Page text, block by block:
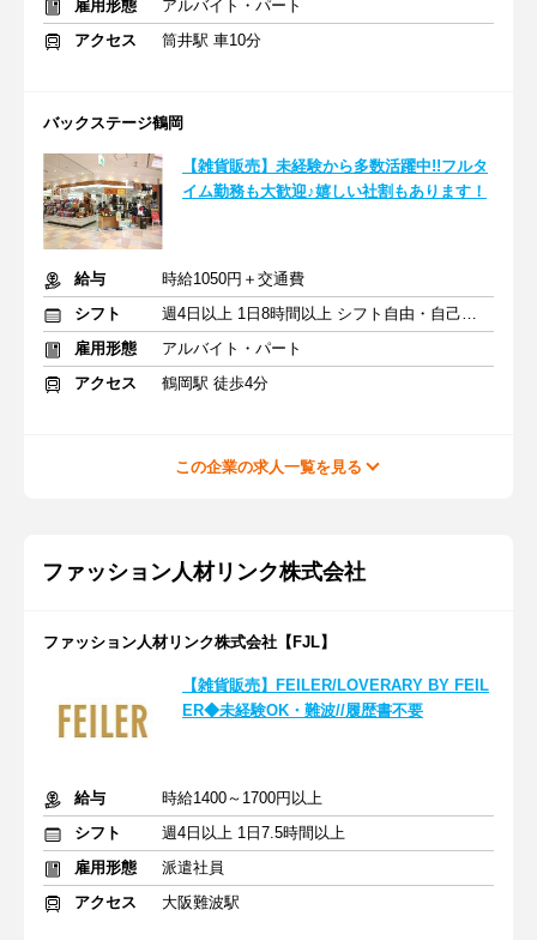
雇用形態
アルバイト・パート
アクセス
筒井駅 車10分
バックステージ鶴岡
【雑貨販売】未経験から多数活躍中!!フルタ
イム勤務も大歓迎♪嬉しい社割もあります！
給与
時給1050円＋交通費
シフト
週4日以上 1日8時間以上 シフト自由・自己申告
雇用形態
アルバイト・パート
アクセス
鶴岡駅 徒歩4分
この企業の求人一覧を見る
ファッション人材リンク株式会社
ファッション人材リンク株式会社【FJL】
【雑貨販売】FEILER/LOVERARY BY FEIL
ER◆未経験OK・難波//履歴書不要
給与
時給1400～1700円以上
シフト
週4日以上 1日7.5時間以上
雇用形態
派遣社員
アクセス
大阪難波駅